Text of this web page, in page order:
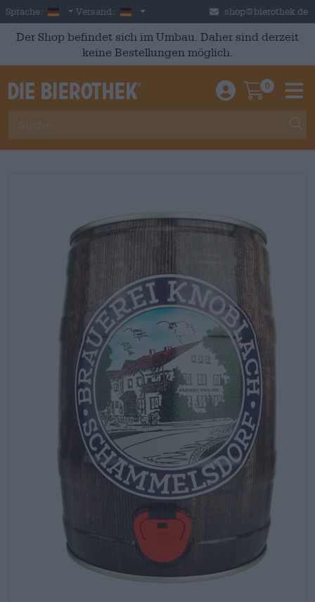
Skip to main content
Sprache: German
Versand: Deutschland shop@bierothek.de
Der Shop befindet sich im Umbau. Daher sind derzeit
keine Bestellungen möglich.
Einloggen /
0